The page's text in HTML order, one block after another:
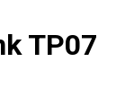
TP07